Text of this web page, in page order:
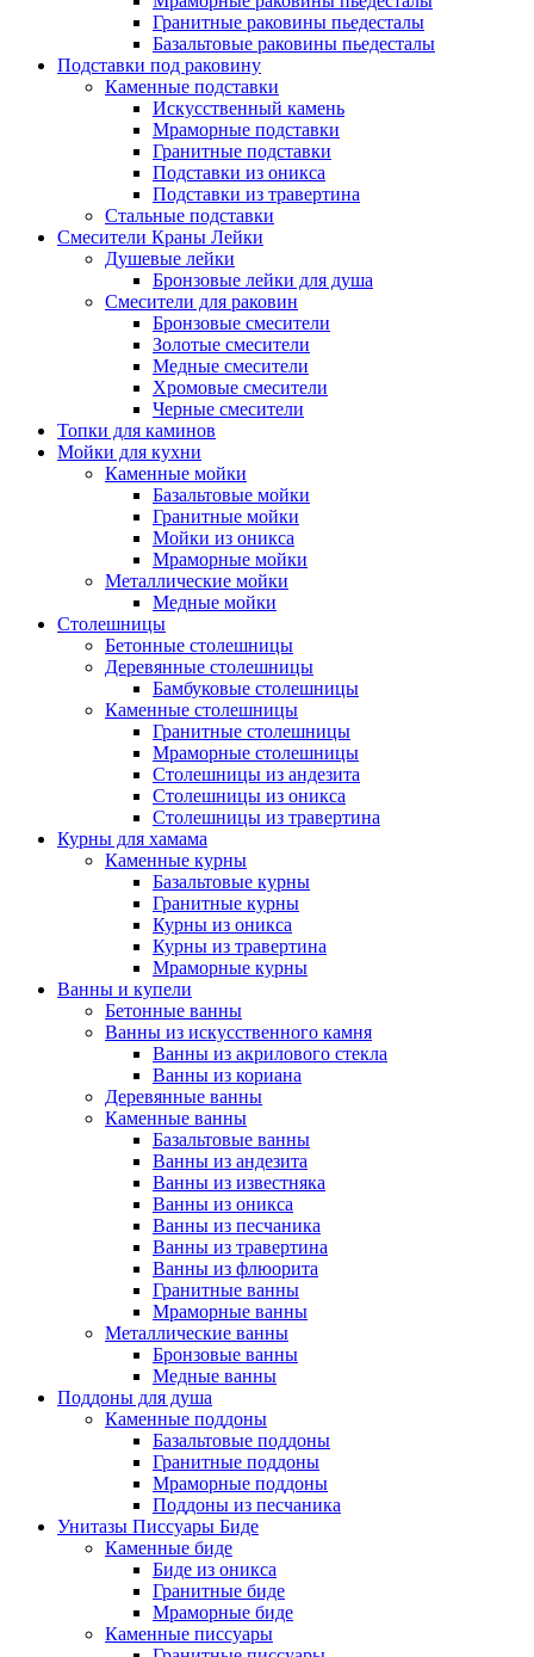
Гранитные раковины пьедесталы
Базальтовые раковины пьедесталы
Подставки под раковину
Каменные подставки
Искусственный камень
Мраморные подставки
Гранитные подставки
Подставки из оникса
Подставки из травертина
Стальные подставки
Смесители Краны Лейки
Душевые лейки
Бронзовые лейки для душа
Смесители для раковин
Бронзовые смесители
Золотые смесители
Медные смесители
Хромовые смесители
Черные смесители
Топки для каминов
Мойки для кухни
Каменные мойки
Базальтовые мойки
Гранитные мойки
Мойки из оникса
Мраморные мойки
Металлические мойки
Медные мойки
Столешницы
Бетонные столешницы
Деревянные столешницы
Бамбуковые столешницы
Каменные столешницы
Гранитные столешницы
Мраморные столешницы
Столешницы из андезита
Столешницы из оникса
Столешницы из травертина
Курны для хамама
Каменные курны
Базальтовые курны
Гранитные курны
Курны из оникса
Курны из травертина
Мраморные курны
Ванны и купели
Бетонные ванны
Ванны из искусственного камня
Ванны из акрилового стекла
Ванны из кориана
Деревянные ванны
Каменные ванны
Базальтовые ванны
Ванны из андезита
Ванны из известняка
Ванны из оникса
Ванны из песчаника
Ванны из травертина
Ванны из флюорита
Гранитные ванны
Мраморные ванны
Металлические ванны
Бронзовые ванны
Медные ванны
Поддоны для душа
Каменные поддоны
Базальтовые поддоны
Гранитные поддоны
Мраморные поддоны
Поддоны из песчаника
Унитазы Писсуары Биде
Каменные биде
Биде из оникса
Гранитные биде
Мраморные биде
Каменные писсуары